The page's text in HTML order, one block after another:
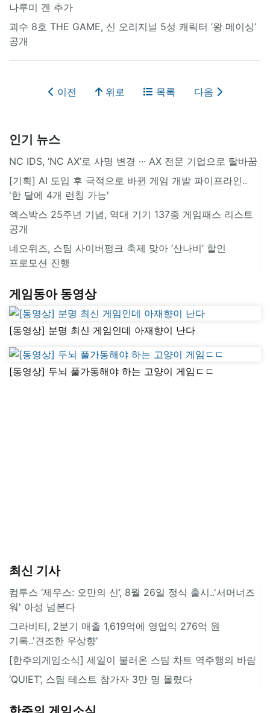
나루미 겐 추가
괴수 8호 THE GAME, 신 오리지널 5성 캐릭터 ‘왕 메이싱’
공개
이전 위로 목록 다음
인기 뉴스
NC IDS, ‘NC AX’로 사명 변경 ∙∙∙ AX 전문 기업으로 탈바꿈
[기획] AI 도입 후 극적으로 바뀐 게임 개발 파이프라인..
'한 달에 4개 런칭 가능'
엑스박스 25주년 기념, 역대 기기 137종 게임패스 리스트
공개
네오위즈, 스팀 사이버펑크 축제 맞아 ‘산나비’ 할인
프로모션 진행
게임동아 동영상
[동영상] 분명 최신 게임인데 아재향이 난다
[동영상] 두뇌 풀가동해야 하는 고양이 게임ㄷㄷ
최신 기사
컴투스 ‘제우스: 오만의 신’, 8월 26일 정식 출시..'서머너즈
워' 아성 넘본다
그라비티, 2분기 매출 1,619억에 영업익 276억 원
기록..'견조한 우상향'
[한주의게임소식] 세일이 불러온 스팀 차트 역주행의 바람
‘QUIET’, 스팀 테스트 참가자 3만 명 몰렸다